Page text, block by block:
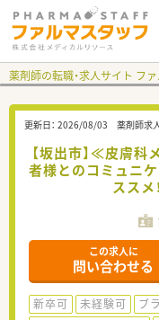
薬剤師の転職・求人サイト フ
更新日： 2026/08/03 薬剤師求
【坂出市】≪皮膚
者様とのコミュニ
スス
この求人に
問い合わせる
新卒可 未経験可 ブ